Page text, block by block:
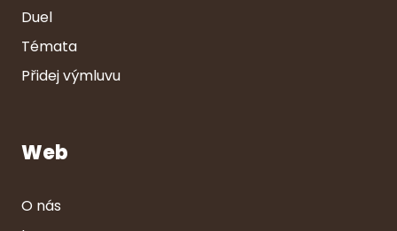
Duel
Témata
Přidej výmluvu
Web
O nás